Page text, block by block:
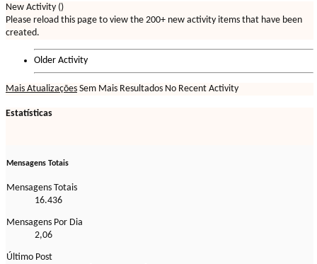
New Activity ()
Please reload this page to view the 200+ new activity items that have been
created.
Older Activity
Mais Atualizações Sem Mais Resultados No Recent Activity
Estatísticas
Mensagens Totais
Mensagens Totais
16.436
Mensagens Por Dia
2,06
Último Post